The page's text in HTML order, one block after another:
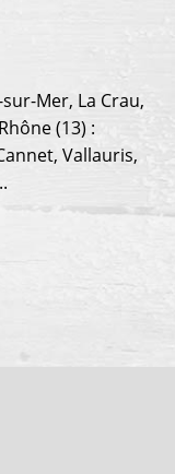
Mer, La Crau,
(13) :
Vallauris,